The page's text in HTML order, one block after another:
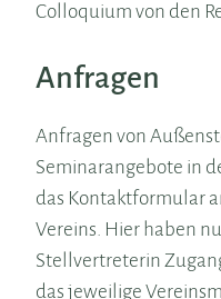
Colloquium von den
Anfragen
Anfragen von
Seminarangebote in
das Kontaktformular
Vereins. Hier haben
Stellvertreterin
das jeweilige